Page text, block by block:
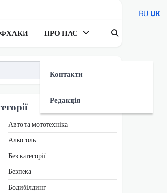
ПРО НАС
Контакти
Редакція
Авто та мототехніка
Алкоголь
Без категорії
Безпека
Бодибілдинг
RU UK